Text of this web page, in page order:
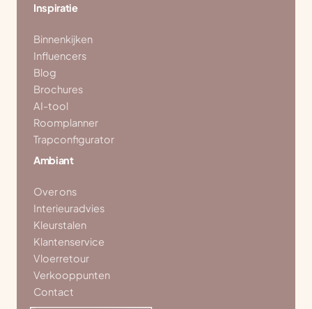
Inspiratie
Binnenkijken
Influencers
Blog
Brochures
AI-tool
Roomplanner
Trapconfigurator
Ambiant
Over ons
Interieuradvies
Kleurstalen
Klantenservice
Vloerretour
Verkooppunten
Contact